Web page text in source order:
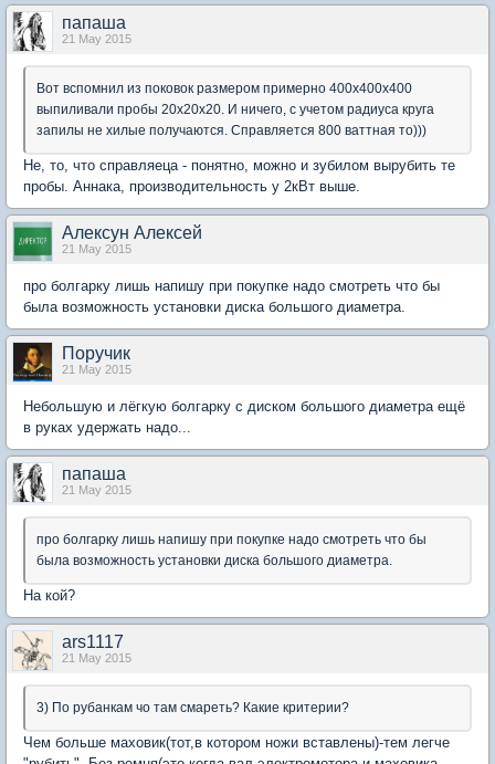
папаша
21 May 2015
Вот вспомнил из поковок размером примерно 400х400х400
выпиливали пробы 20х20х20. И ничего, с учетом радиуса круга
запилы не хилые получаются. Справляется 800 ваттная то)))
Не, то, что справляеца - понятно, можно и зубилом вырубить те
пробы. Аннака, производительность у 2кВт выше.
Алексун Алексей
21 May 2015
про болгарку лишь напишу при покупке надо смотреть что бы
была возможность установки диска большого диаметра.
Поручик
21 May 2015
Небольшую и лёгкую болгарку с диском большого диаметра ещё
в руках удержать надо...
папаша
21 May 2015
про болгарку лишь напишу при покупке надо смотреть что бы
была возможность установки диска большого диаметра.
На кой?
ars1117
21 May 2015
3) По рубанкам чо там смареть? Какие критерии?
Чем больше маховик(тот,в котором ножи вставлены)-тем легче